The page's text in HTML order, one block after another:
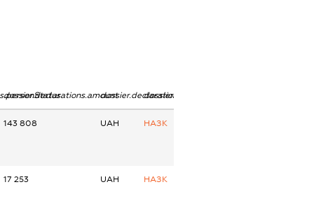
dossier.declarations.amountdossier.declarations.currency
dossier.declarations.source
143 808 UAH НАЗК
17 253 UAH НАЗК